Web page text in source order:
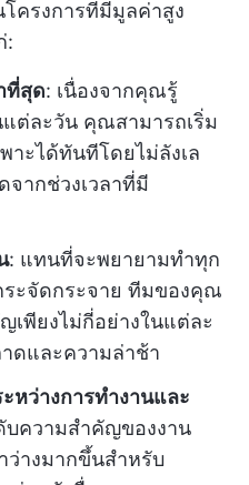
ครงการที่มีมูลค่าสูง
:
ที่สุด: เนื่องจากคุณรู้
ต่ละวัน คุณสามารถเริ่ม
าะได้ทันทีโดยไม่ลังเล
จากช่วงเวลาที่มี
: แทนที่จะพยายามทำทุก
ะจัดกระจาย ทีมของคุณ
เพียงไม่กี่อย่างในแต่ละ
ดและความล่าช้า
หว่างการทำงานและ
บความสำคัญของงาน
างมากขึ้นสำหรับ